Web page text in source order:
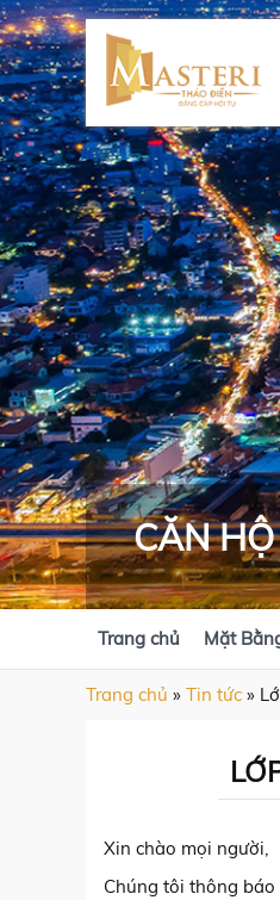
CĂN
Trang chủ Mặt
Trang chủ » Tin tức »
Xin chào mọi người,
Chúng tôi thông